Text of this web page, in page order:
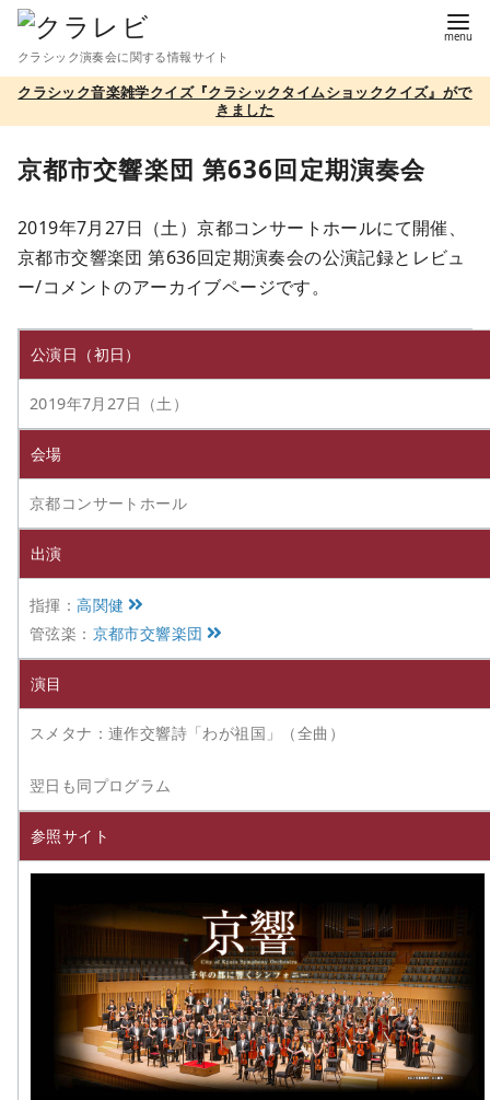
テ
ツ
クラシック演奏会に関する情報サイト
クラシック音楽雑学クイズ『クラシックタイムショッククイズ』がで
きました
京都市交響楽団 第636回定期演奏会
2019年7月27日（土）京都コンサートホールにて開催、
京都市交響楽団 第636回定期演奏会の公演記録とレビュ
ー/コメントのアーカイブページです。
公演日（初日）
2019年7月27日（土）
会場
京都コンサートホール
出演
指揮：高関健
管弦楽： 京都市交響楽団
演目
スメタナ：連作交響詩「わが祖国」（全曲）
翌日も同プログラム
参照サイト